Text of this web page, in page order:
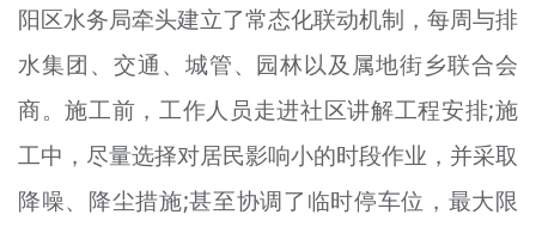
阳区水务局牵头建立了常态化联动机制，每周与排
水集团、交通、城管、园林以及属地街乡联合会
商。施工前，工作人员走进社区讲解工程安排;施
工中，尽量选择对居民影响小的时段作业，并采取
降噪、降尘措施;甚至协调了临时停车位，最大限